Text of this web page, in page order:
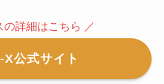
の詳細はこちら ／
公式サイト